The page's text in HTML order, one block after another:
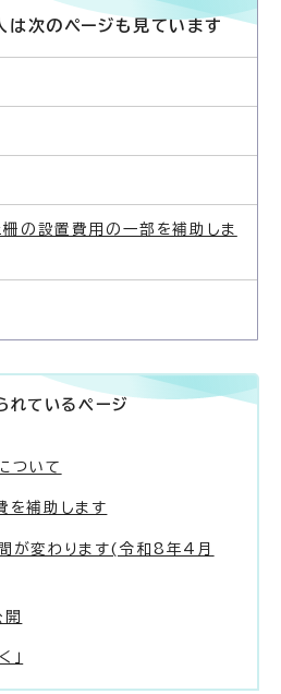
は次のページも見ています
柵の設置費用の一部を補助しま
れているページ
ついて
を補助します
が変わります(令和8年4月
」